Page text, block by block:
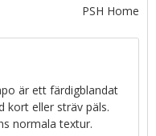
PSH Home
är ett färdigblandat
kort eller sträv päls.
normala textur.